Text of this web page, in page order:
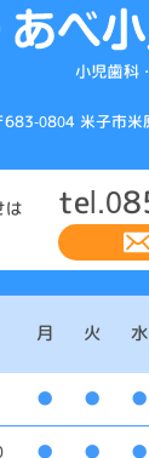
683-0804 米子市米
は
月 火 水
● ● ●
● ● ●